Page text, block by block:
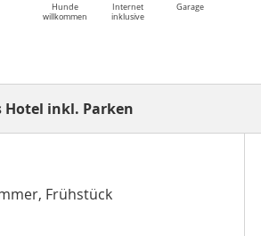
Hunde
willkommen
Internet
inklusive
Garage
Hotel inkl. Parken
Frühstück